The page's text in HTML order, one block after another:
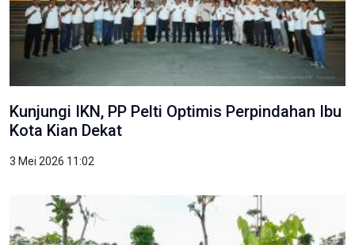
Kunjungi IKN, PP Pelti Optimis Perpindahan Ibu
Kota Kian Dekat
3 Mei 2026 11:02